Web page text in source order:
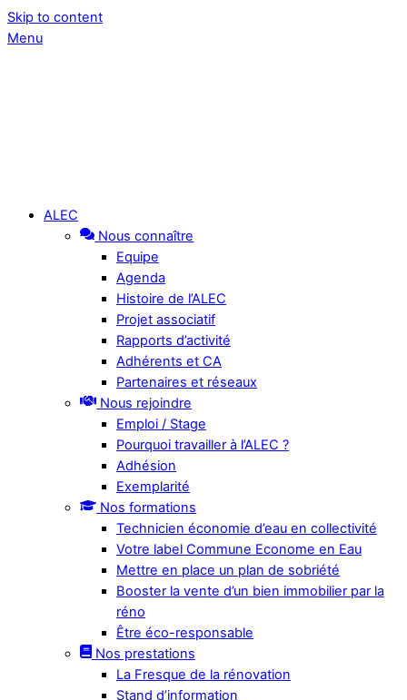
Skip to content
Menu
ALEC
Nous connaître
Equipe
Agenda
Histoire de l’ALEC
Projet associatif
Rapports d’activité
Adhérents et CA
Partenaires et réseaux
Nous rejoindre
Emploi / Stage
Pourquoi travailler à l’ALEC ?
Adhésion
Exemplarité
Nos formations
Technicien économie d’eau en collectivité
Votre label Commune Econome en Eau
Mettre en place un plan de sobriété
Booster la vente d’un bien immobilier par la
réno
Être éco-responsable
Nos prestations
La Fresque de la rénovation
Stand d’information